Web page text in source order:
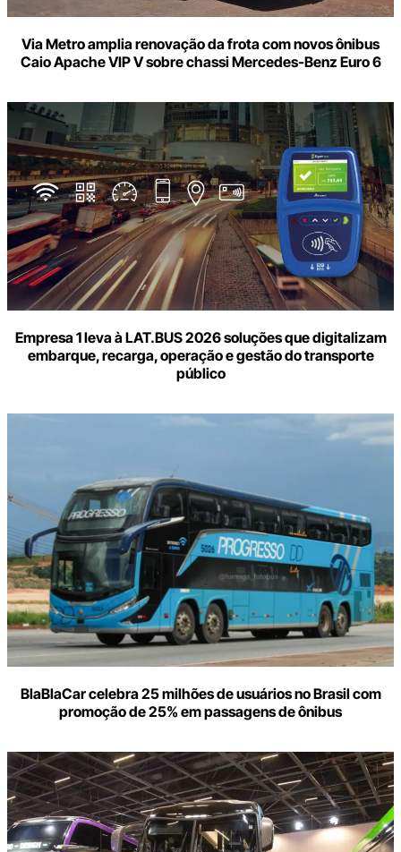
Via Metro amplia renovação da frota com novos ônibus
Caio Apache VIP V sobre chassi Mercedes-Benz Euro 6
Empresa 1 leva à LAT.BUS 2026 soluções que digitalizam
embarque, recarga, operação e gestão do transporte
público
BlaBlaCar celebra 25 milhões de usuários no Brasil com
promoção de 25% em passagens de ônibus